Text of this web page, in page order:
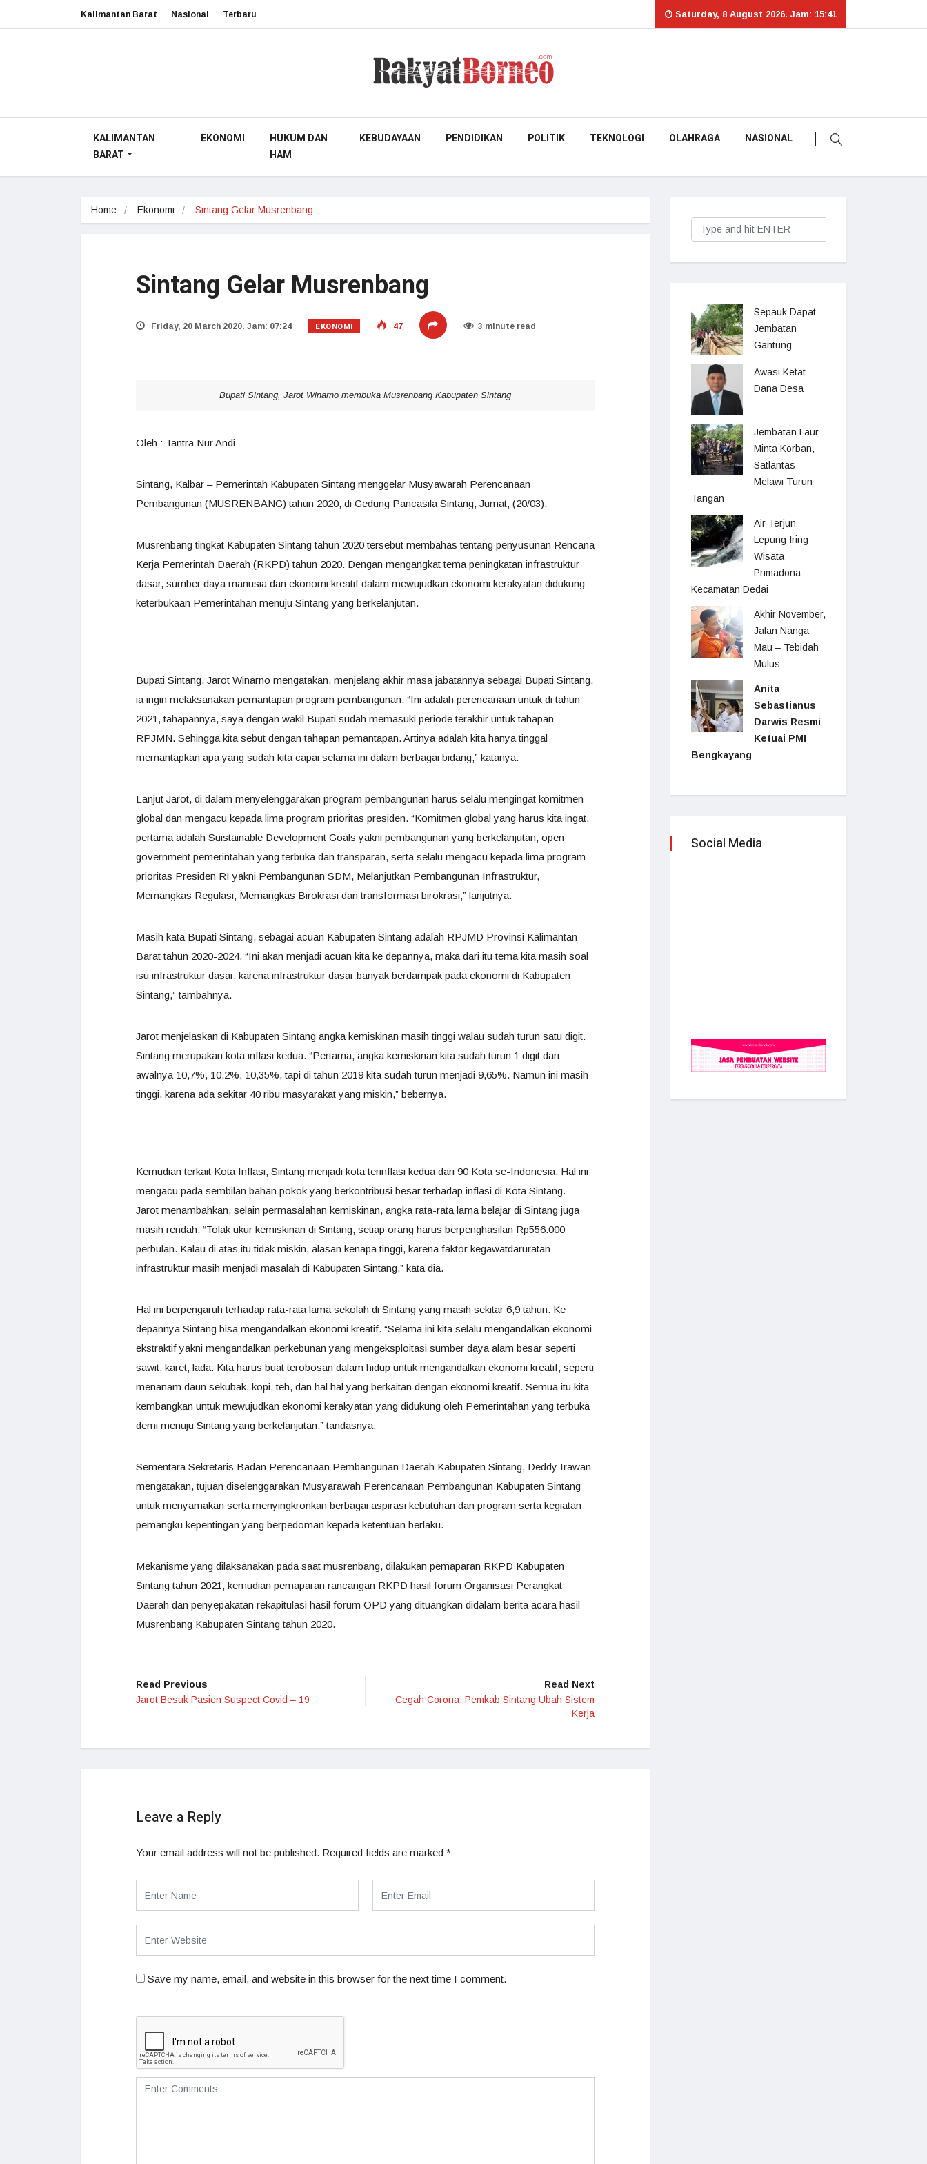
Kalimantan Barat Nasional Terbaru Saturday, 8 August 2026. Jam: 15:41
KALIMANTAN
BARAT
EKONOMI
HUKUM DAN
HAM
KEBUDAYAAN PENDIDIKAN POLITIK TEKNOLOGI OLAHRAGA NASIONAL
Home Ekonomi Sintang Gelar Musrenbang
Sintang Gelar Musrenbang
Friday, 20 March 2020. Jam: 07:24 EKONOMI 47 3 minute read
Bupati Sintang, Jarot Winarno membuka Musrenbang Kabupaten Sintang
Oleh : Tantra Nur Andi
Sintang, Kalbar – Pemerintah Kabupaten Sintang menggelar Musyawarah Perencanaan
Pembangunan (MUSRENBANG) tahun 2020, di Gedung Pancasila Sintang, Jumat, (20/03).
Musrenbang tingkat Kabupaten Sintang tahun 2020 tersebut membahas tentang penyusunan Rencana
Kerja Pemerintah Daerah (RKPD) tahun 2020. Dengan mengangkat tema peningkatan infrastruktur
dasar, sumber daya manusia dan ekonomi kreatif dalam mewujudkan ekonomi kerakyatan didukung
keterbukaan Pemerintahan menuju Sintang yang berkelanjutan.
Bupati Sintang, Jarot Winarno mengatakan, menjelang akhir masa jabatannya sebagai Bupati Sintang,
ia ingin melaksanakan pemantapan program pembangunan. “Ini adalah perencanaan untuk di tahun
2021, tahapannya, saya dengan wakil Bupati sudah memasuki periode terakhir untuk tahapan
RPJMN. Sehingga kita sebut dengan tahapan pemantapan. Artinya adalah kita hanya tinggal
memantapkan apa yang sudah kita capai selama ini dalam berbagai bidang,” katanya.
Lanjut Jarot, di dalam menyelenggarakan program pembangunan harus selalu mengingat komitmen
global dan mengacu kepada lima program prioritas presiden. “Komitmen global yang harus kita ingat,
pertama adalah Suistainable Development Goals yakni pembangunan yang berkelanjutan, open
government pemerintahan yang terbuka dan transparan, serta selalu mengacu kepada lima program
prioritas Presiden RI yakni Pembangunan SDM, Melanjutkan Pembangunan Infrastruktur,
Memangkas Regulasi, Memangkas Birokrasi dan transformasi birokrasi,” lanjutnya.
Masih kata Bupati Sintang, sebagai acuan Kabupaten Sintang adalah RPJMD Provinsi Kalimantan
Barat tahun 2020-2024. “Ini akan menjadi acuan kita ke depannya, maka dari itu tema kita masih soal
isu infrastruktur dasar, karena infrastruktur dasar banyak berdampak pada ekonomi di Kabupaten
Sintang,” tambahnya.
Jarot menjelaskan di Kabupaten Sintang angka kemiskinan masih tinggi walau sudah turun satu digit.
Sintang merupakan kota inflasi kedua. “Pertama, angka kemiskinan kita sudah turun 1 digit dari
awalnya 10,7%, 10,2%, 10,35%, tapi di tahun 2019 kita sudah turun menjadi 9,65%. Namun ini masih
tinggi, karena ada sekitar 40 ribu masyarakat yang miskin,” bebernya.
Kemudian terkait Kota Inflasi, Sintang menjadi kota terinflasi kedua dari 90 Kota se-Indonesia. Hal ini
mengacu pada sembilan bahan pokok yang berkontribusi besar terhadap inflasi di Kota Sintang.
Jarot menambahkan, selain permasalahan kemiskinan, angka rata-rata lama belajar di Sintang juga
masih rendah. “Tolak ukur kemiskinan di Sintang, setiap orang harus berpenghasilan Rp556.000
perbulan. Kalau di atas itu tidak miskin, alasan kenapa tinggi, karena faktor kegawatdaruratan
infrastruktur masih menjadi masalah di Kabupaten Sintang,” kata dia.
Hal ini berpengaruh terhadap rata-rata lama sekolah di Sintang yang masih sekitar 6,9 tahun. Ke
depannya Sintang bisa mengandalkan ekonomi kreatif. “Selama ini kita selalu mengandalkan ekonomi
ekstraktif yakni mengandalkan perkebunan yang mengeksploitasi sumber daya alam besar seperti
sawit, karet, lada. Kita harus buat terobosan dalam hidup untuk mengandalkan ekonomi kreatif, seperti
menanam daun sekubak, kopi, teh, dan hal hal yang berkaitan dengan ekonomi kreatif. Semua itu kita
kembangkan untuk mewujudkan ekonomi kerakyatan yang didukung oleh Pemerintahan yang terbuka
demi menuju Sintang yang berkelanjutan,” tandasnya.
Sementara Sekretaris Badan Perencanaan Pembangunan Daerah Kabupaten Sintang, Deddy Irawan
mengatakan, tujuan diselenggarakan Musyarawah Perencanaan Pembangunan Kabupaten Sintang
untuk menyamakan serta menyingkronkan berbagai aspirasi kebutuhan dan program serta kegiatan
pemangku kepentingan yang berpedoman kepada ketentuan berlaku.
Mekanisme yang dilaksanakan pada saat musrenbang, dilakukan pemaparan RKPD Kabupaten
Sintang tahun 2021, kemudian pemaparan rancangan RKPD hasil forum Organisasi Perangkat
Daerah dan penyepakatan rekapitulasi hasil forum OPD yang dituangkan didalam berita acara hasil
Musrenbang Kabupaten Sintang tahun 2020.
Read Previous
Jarot Besuk Pasien Suspect Covid – 19
Read Next
Cegah Corona, Pemkab Sintang Ubah Sistem
Kerja
Leave a Reply
Your email address will not be published. Required fields are marked *
Save my name, email, and website in this browser for the next time I comment.
Sepauk Dapat
Jembatan
Gantung
Awasi Ketat
Dana Desa
Jembatan Laur
Minta Korban,
Satlantas
Melawi Turun
Tangan
Air Terjun
Lepung Iring
Wisata
Primadona
Kecamatan Dedai
Akhir November,
Jalan Nanga
Mau – Tebidah
Mulus
Anita
Sebastianus
Darwis Resmi
Ketuai PMI
Bengkayang
Social Media